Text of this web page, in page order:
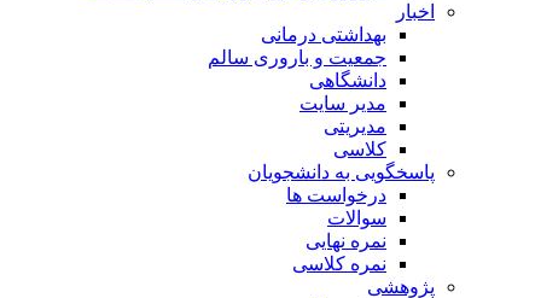
بهداشتی درمانی
جمعیت و باروری سالم
دانشگاهی
مدیر سایت
پاسخگویی به دانشجویان
درخواست ها
نمره نهایی
نمره کلاسی